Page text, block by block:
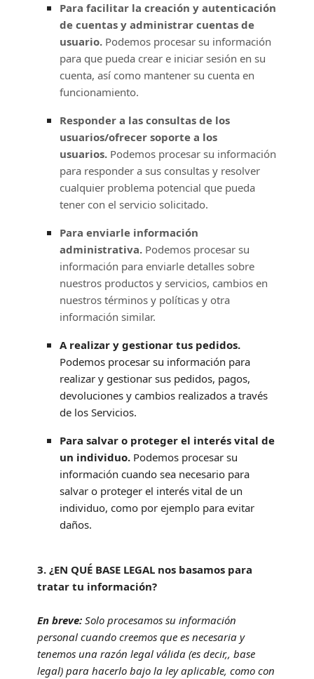
Para facilitar la creación y autenticación
de cuentas y administrar cuentas de
usuario. Podemos procesar su información
para que pueda crear e iniciar sesión en su
cuenta, así como mantener su cuenta en
funcionamiento.
Responder a las consultas de los
usuarios/ofrecer soporte a los
usuarios. Podemos procesar su información
para responder a sus consultas y resolver
cualquier problema potencial que pueda
tener con el servicio solicitado.
Para enviarle información
administrativa. Podemos procesar su
información para enviarle detalles sobre
nuestros productos y servicios, cambios en
nuestros términos y políticas y otra
información similar.
A realizary gestionar tus pedidos.
Podemos procesar su información para
realizary gestionar sus pedidos, pagos,
devoluciones y cambios realizados a través
de los Servicios.
Para salvar o proteger el interés vital de
un individuo.Podemos procesar su
información cuando sea necesario para
salvar o proteger el interés vital de un
individuo, como por ejemplo para evitar
daños.
3. ¿EN QUÉ BASE LEGAL nos basamos para
tratar tu información?
En breve: Solo procesamos su información
personal cuando creemos que es necesaria y
tenemos una razón legal válida (es decir,, base
legal) para hacerlo bajo la ley aplicable, como con